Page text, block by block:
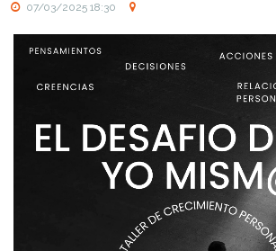
07/03/2025 18:30